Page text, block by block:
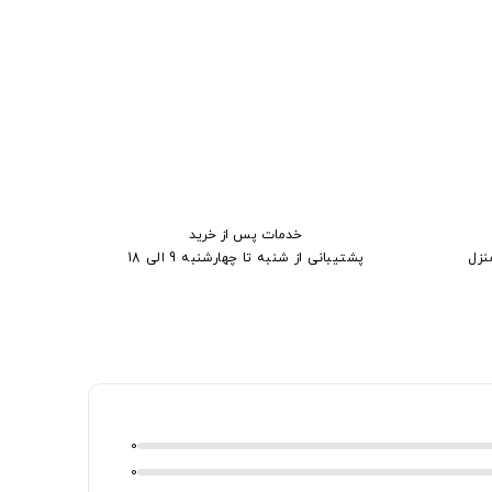
خدمات پس از خرید
پشتیبانی از شنبه تا چهارشنبه 9 الی 18
0
0